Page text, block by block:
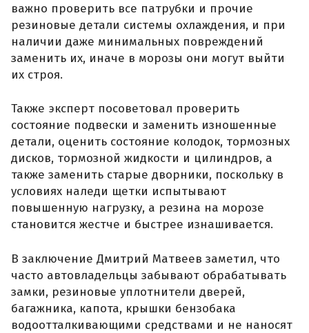
важно проверить все патрубки и прочие
резиновые детали системы охлаждения, и при
наличии даже минимальных повреждений
заменить их, иначе в морозы они могут выйти
их строя.
Также эксперт посоветовал проверить
состояние подвески и заменить изношенные
детали, оценить состояние колодок, тормозных
дисков, тормозной жидкости и цилиндров, а
также заменить старые дворники, поскольку в
условиях наледи щетки испытывают
повышенную нагрузку, а резина на морозе
становится жестче и быстрее изнашивается.
В заключение Дмитрий Матвеев заметил, что
часто автовладельцы забывают обрабатывать
замки, резиновые уплотнители дверей,
багажника, капота, крышки бензобака
водоотталкивающими средствами и не наносят